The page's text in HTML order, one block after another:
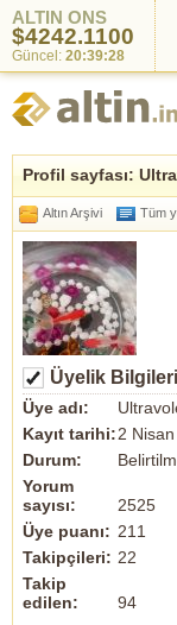
ALTIN ONS
$4242.1100
Güncel: 20:39:28
Profil sayfası:
Altın Arşivi Tüm
Üyelik Bilgileri
Üye adı:
Kayıt tarihi:2
Durum:
Yorum
sayısı:
2525
Üye puanı: 211
Takipçileri: 22
Takip
edilen:
94